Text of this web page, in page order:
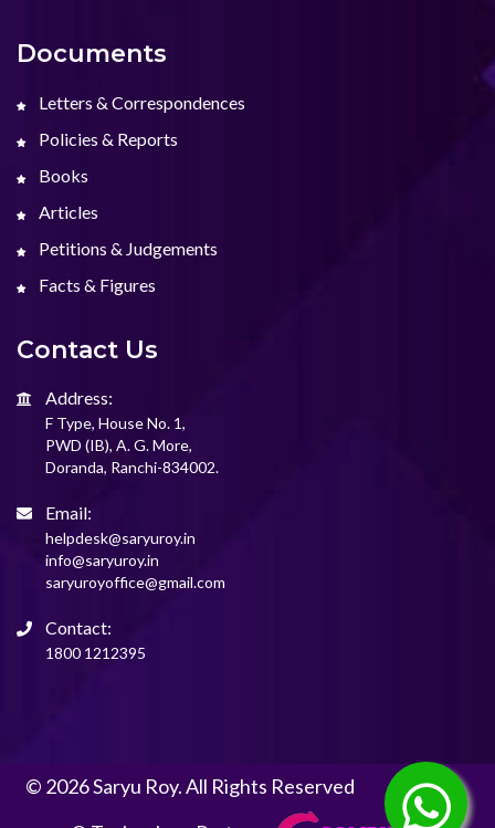
Documents
Letters & Correspondences
Policies & Reports
Books
Articles
Petitions & Judgements
Facts & Figures
Contact Us
Address:
F Type, House No. 1,
PWD (IB), A. G. More,
Doranda, Ranchi-834002.
Email:
helpdesk@saryuroy.in
info@saryuroy.in
saryuroyoffice@gmail.com
Contact:
1800 1212395
© 2026 Saryu Roy. All Rights Reserved